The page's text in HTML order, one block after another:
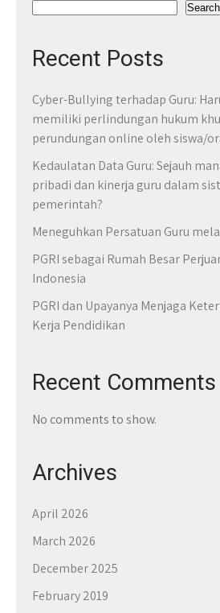
Search
Recent Posts
Cyber-Bullying terhadap Guru:
memiliki perlindungan hukum
perundungan online oleh siswa/
Kedaulatan Data Guru: Sejauh
pribadi dan kinerja guru dalam
pemerintah?
Meneguhkan Persatuan Guru
PGRI sebagai Rumah Besar
Indonesia
PGRI dan Upayanya Menjaga
Kerja Pendidikan
Recent Comments
No comments to show.
Archives
April 2026
March 2026
December 2025
February 2019